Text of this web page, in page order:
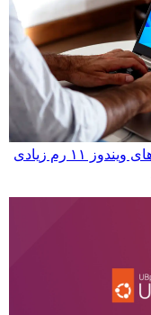
مایکروسافت اعتراف کرد اپلیکیشن‌های ویندوز ۱۱ رم زیادی